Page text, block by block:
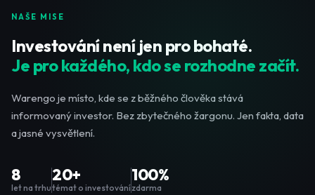
NAŠE MISE
Investování není jen pro bohaté.
Je pro každého, kdo se rozhodne začít.
Warengo je místo, kde se z běžného člověka stává
informovaný investor. Bez zbytečného žargonu. Jen fakta, data
a jasné vysvětlení.
8
let na trhu
20+
témat o investování
100%
zdarma